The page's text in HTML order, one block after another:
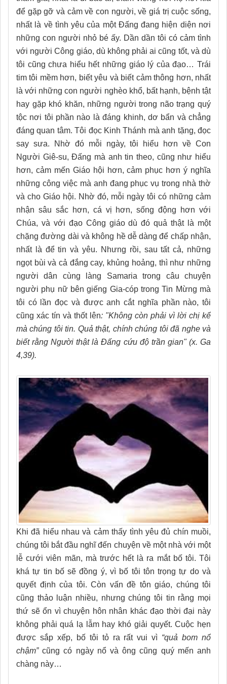
để gặp gỡ và cảm về con người, về giá trị cuộc sống,
nhất là về tình yêu của một Đấng đang hiện diện nơi
những con người nhỏ bé ấy. Dần dần tôi có cảm tình
với người Công giáo, dù không phải ai cũng tốt, và dù
tôi cũng chưa hiểu hết những giáo lý của đạo… Trái
tim tôi mềm hơn, biết yêu và biết cảm thông hơn, nhất
là với những con người nghèo khổ, bất hạnh, bệnh tật
hay gặp khó khăn, những người trong não trạng quý
tộc nơi tôi phần nào là đáng khinh, dơ bẩn và chẳng
đáng quan tâm. Tôi đọc Kinh Thánh mà anh tặng, đọc
say sưa. Nhờ đó mỗi ngày, tôi hiểu hơn về Con
Người Giê-su, Đấng mà anh tin theo, cũng như hiểu
hơn, cảm mến Giáo hội hơn, cảm phục hơn ý nghĩa
những công việc mà anh đang phục vụ trong nhà thờ
và cho Giáo hội. Nhờ đó, mỗi ngày tôi có những cảm
nhận sâu sắc hơn, cá vị hơn, sống động hơn với
Chúa, và với đạo Công giáo dù đó quả thật là một
chặng đường dài và không hề dễ dàng để chấp nhận,
nhất là để tin và yêu. Nhưng rồi, sau tất cả, những
ngọt bùi và cả đắng cay, khủng hoảng, thì như những
người dân cùng làng Samaria trong câu chuyện
người phụ nữ bên giếng Gia-cóp trong Tin Mừng mà
tôi có lần đọc và được anh cắt nghĩa phần nào, tôi
cũng xác tín và thốt lên: "Không còn phải vì lời chị kể
mà chúng tôi tin. Quả thật, chính chúng tôi đã nghe và
biết rằng Người thật là Đấng cứu độ trần gian" (x. Ga
4,39).
Khi đã hiểu nhau và cảm thấy tình yêu đủ chín muồi,
chúng tôi bắt đầu nghĩ đến chuyện về một nhà với một
lễ cưới viên mãn, mà trước hết là ra mắt bố tôi. Tôi
khá tự tin bố sẽ đồng ý, vì bố tôi tôn trọng tự do và
quyết định của tôi. Còn vấn đề tôn giáo, chúng tôi
cũng thảo luận nhiều, nhưng chúng tôi tin rằng mọi
thứ sẽ ổn vì chuyện hôn nhân khác đạo thời đại này
không phải quá lạ lẫm hay khó giải quyết. Cuộc hẹn
được sắp xếp, bố tôi tỏ ra rất vui vì “quả bom nổ
chậm”cũng có ngày nổ và ông cũng quý mến anh
chàng này…